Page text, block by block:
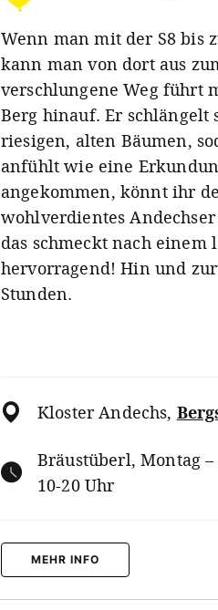
Wenn man mit der S8 bis
kann man von dort aus
verschlungene Weg führt
Berg hinauf. Er schlängelt
riesigen, alten Bäumen,
anfühlt wie eine
angekommen, könnt ihr
wohlverdientes
das schmeckt nach einem
hervorragend! Hin und
Stunden.
Kloster Andechs,
Bräustüberl, Montag –
10-20 Uhr
MEHR INFO